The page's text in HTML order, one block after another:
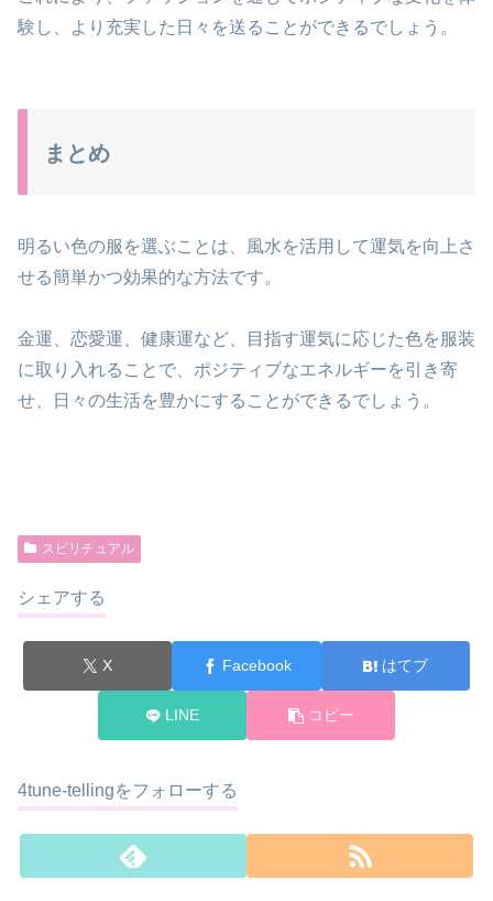
験し、より充実した日々を送ることができるでしょう。
まとめ
明るい色の服を選ぶことは、風水を活用して運気を向上さ
せる簡単かつ効果的な方法です。
金運、恋愛運、健康運など、目指す運気に応じた色を服装
に取り入れることで、ポジティブなエネルギーを引き寄
せ、日々の生活を豊かにすることができるでしょう。
スピリチュアル
シェアする
X Facebook はてブ
LINE コピー
4tune-tellingをフォローする